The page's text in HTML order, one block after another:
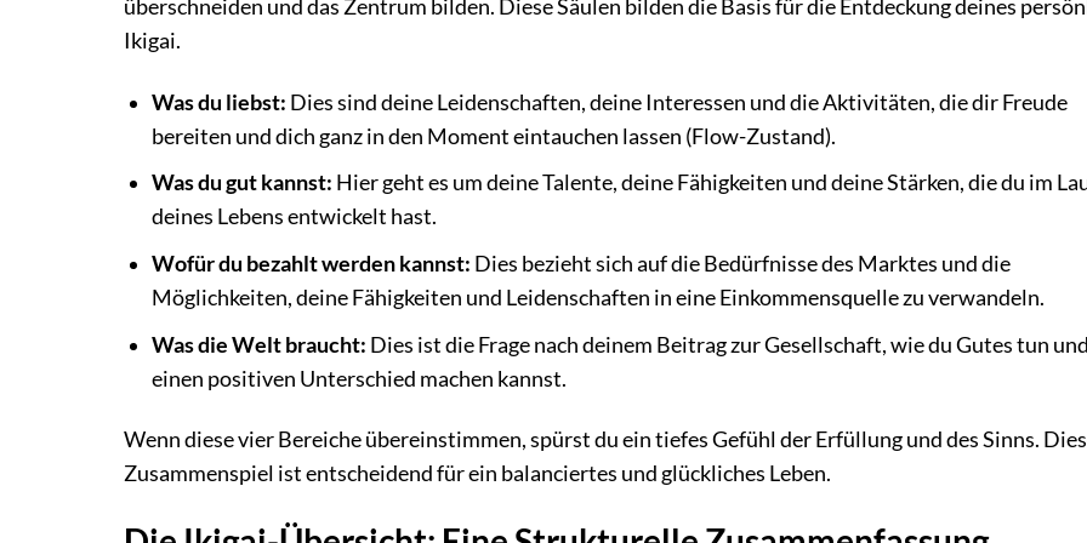
überschneiden und das Zentrum bilden. Diese Säulen bilden die Basis für die Entdeckung deines
Ikigai.
Was du liebst: Dies sind deine Leidenschaften, deine Interessen und die Aktivitäten, die dir Freude
bereiten und dich ganz in den Moment eintauchen lassen (Flow-Zustand).
Was du gut kannst: Hier geht es um deine Talente, deine Fähigkeiten und deine Stärken, die du im
deines Lebens entwickelt hast.
Wofür du bezahlt werden kannst: Dies bezieht sich auf die Bedürfnisse des Marktes und die
Möglichkeiten, deine Fähigkeiten und Leidenschaften in eine Einkommensquelle zu verwandeln.
Was die Welt braucht: Dies ist die Frage nach deinem Beitrag zur Gesellschaft, wie du Gutes tun und
einen positiven Unterschied machen kannst.
Wenn diese vier Bereiche übereinstimmen, spürst du ein tiefes Gefühl der Erfüllung und des Sinns.
Zusammenspiel ist entscheidend für ein balanciertes und glückliches Leben.